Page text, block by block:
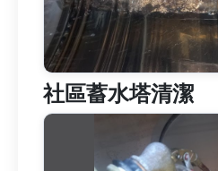
社區蓄水塔清潔